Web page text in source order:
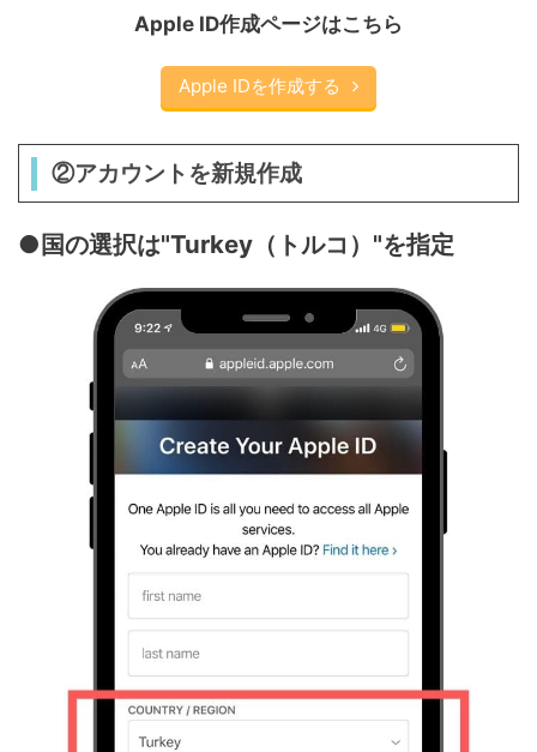
Apple ID作成ページはこちら
Apple IDを作成する
②アカウントを新規作成
●国の選択は"Turkey（トルコ）"を指定